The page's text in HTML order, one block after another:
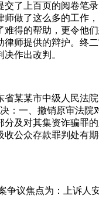
交了上百页的阅卷笔
师做了这么多的工作
难得的帮助，更令他
律师提供的辩护。终
作出改判。
省某某市中级人民法
：一、撤销原审法院
及对其集资诈骗罪的
公众存款罪判处有期
争议焦点为：上诉人